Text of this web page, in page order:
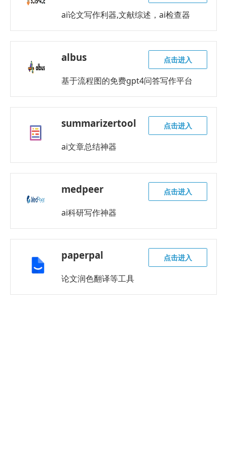
ai论文写作利器,文献综述，ai检查器
albus 点击进入
基于流程图的免费gpt4问答写作平台
summarizertool 点击进入
ai文章总结神器
medpeer 点击进入
ai科研写作神器
paperpal 点击进入
论文润色翻译等工具